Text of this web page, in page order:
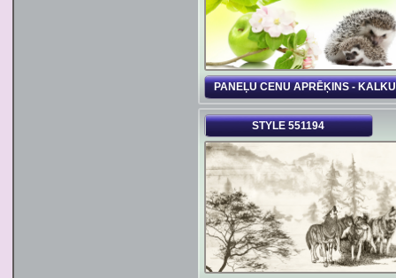
PANEĻU CENU APRĒĶINS -
STYLE 551194